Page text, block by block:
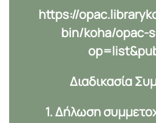
https://
bin/koha/opac-
Διαδικασία
1. Δήλωση